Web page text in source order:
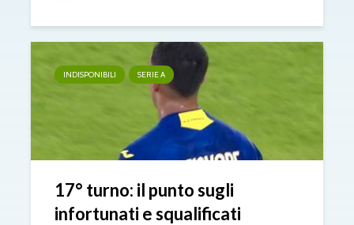
INDISPONIBILI SERIE A
17° turno: il punto sugli
infortunati e squalificati